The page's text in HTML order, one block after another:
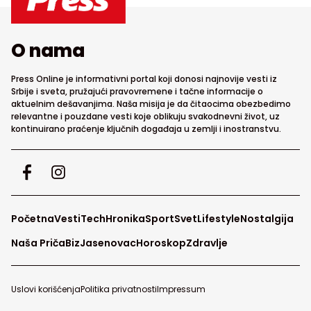
O nama
Press Online je informativni portal koji donosi najnovije vesti iz
Srbije i sveta, pružajući pravovremene i tačne informacije o
aktuelnim dešavanjima. Naša misija je da čitaocima obezbedimo
relevantne i pouzdane vesti koje oblikuju svakodnevni život, uz
kontinuirano praćenje ključnih događaja u zemlji i inostranstvu.
PočetnaVestiTechHronikaSportSvetLifestyleNostalgija
Naša PričaBizJasenovacHoroskopZdravlje
Uslovi korišćenjaPolitika privatnostiImpressum